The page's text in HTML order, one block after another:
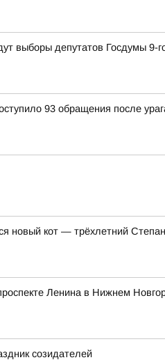
выборы депутатов Госдумы 9-
93 обращения после
новый кот — трёхлетний
Ленина в Нижнем
созидателей